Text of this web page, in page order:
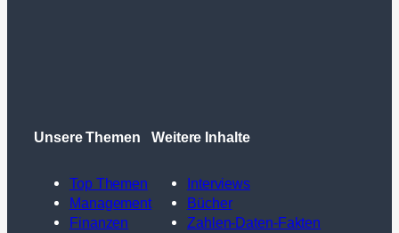
Unsere Themen
Top Themen
Management
Finanzen
Weitere Inhalte
Interviews
Bücher
Zahlen-Daten-Fakten